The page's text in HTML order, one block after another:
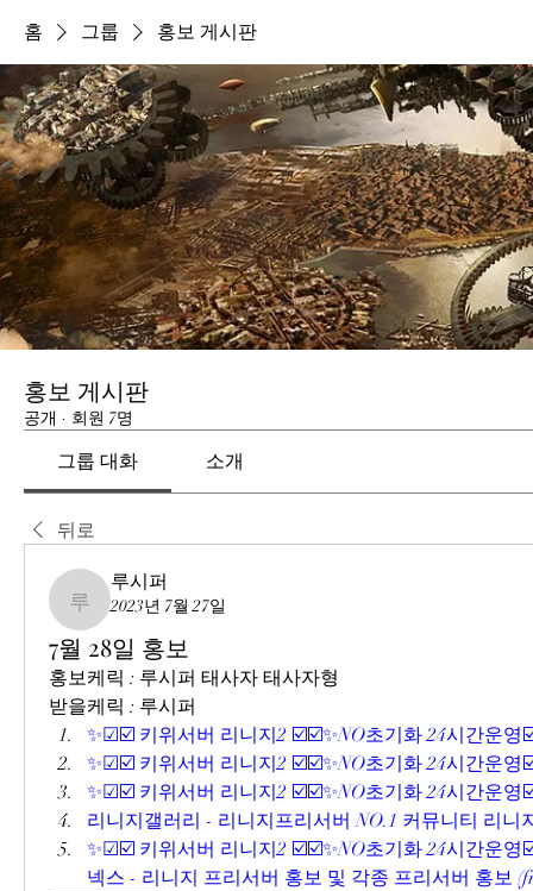
홈 그룹 홍보 게시판
홍보 게시판
공개 · 회원 7명
그룹 대화 소개
뒤로
루시퍼
루시퍼
2023년 7월 27일
7월 28일 홍보
홍보케릭 : 루시퍼 태사자 태사자형
받을케릭 : 루시퍼
✨☑☑️ 키위서버 리니지2 ☑️☑️✨NO초기화 24시간운영
✨☑☑️ 키위서버 리니지2 ☑️☑️✨NO초기화 24시간운영
✨☑☑️ 키위서버 리니지2 ☑️☑️✨NO초기화 24시간운영
리니지갤러리 - 리니지프리서버 NO.1 커뮤니티 리니
✨☑☑️ 키위서버 리니지2 ☑️☑️✨NO초기화 24시간운영
넥스 - 리니지 프리서버 홍보 및 각종 프리서버 홍보 (